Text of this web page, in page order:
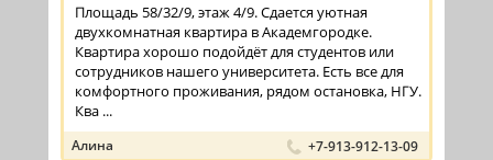
Площадь 58/32/9, этаж 4/9. Сдается уютная
двухкомнатная квартира в Академгородке.
Квартира хорошо подойдёт для студентов или
сотрудников нашего университета. Есть все для
комфортного проживания, рядом остановка, НГУ.
Ква ...
Алина +7-913-912-13-09